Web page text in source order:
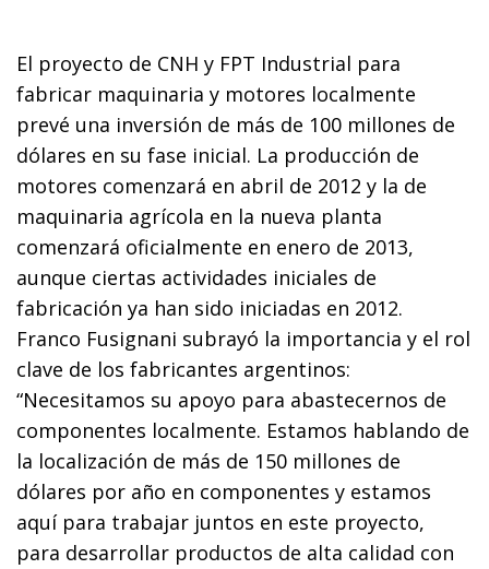
El proyecto de CNH y FPT Industrial para
fabricar maquinaria y motores localmente
prevé una inversión de más de 100 millones de
dólares en su fase inicial. La producción de
motores comenzará en abril de 2012 y la de
maquinaria agrícola en la nueva planta
comenzará oficialmente en enero de 2013,
aunque ciertas actividades iniciales de
fabricación ya han sido iniciadas en 2012.
Franco Fusignani subrayó la importancia y el rol
clave de los fabricantes argentinos:
“Necesitamos su apoyo para abastecernos de
componentes localmente. Estamos hablando de
la localización de más de 150 millones de
dólares por año en componentes y estamos
aquí para trabajar juntos en este proyecto,
para desarrollar productos de alta calidad con